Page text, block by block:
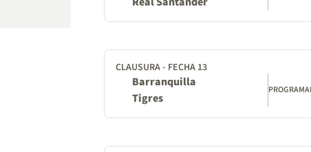
CLAUSURA - FECHA 13
Barranquilla
Tigres